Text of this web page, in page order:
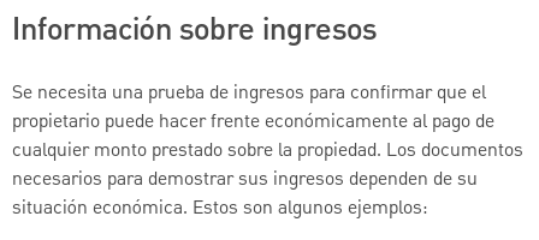
Información sobre ingresos
Se necesita una prueba de ingresos para confirmar que el
propietario puede hacer frente económicamente al pago de
cualquier monto prestado sobre la propiedad. Los documentos
necesarios para demostrar sus ingresos dependen de su
situación económica. Estos son algunos ejemplos: